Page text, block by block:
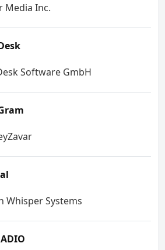
Media Inc.
Software GmbH
Whisper Systems